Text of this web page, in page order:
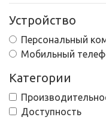
Устройство
Персональный
Мобильный
Категории
Доступность